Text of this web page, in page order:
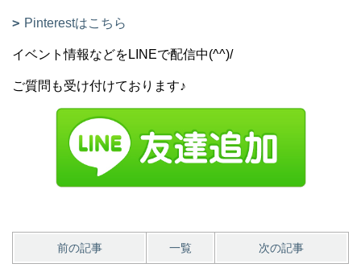
Pinterestはこちら
イベント情報などをLINEで配信中(^^)/
ご質問も受け付けております♪
前の記事 一覧 次の記事